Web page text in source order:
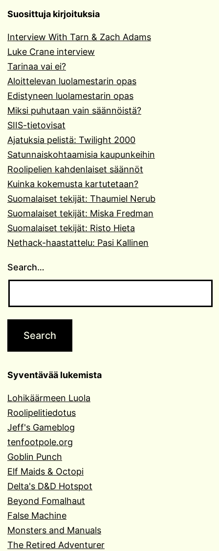
Suosittuja kirjoituksia
Interview With Tarn & Zach Adams
Luke Crane interview
Tarinaa vai ei?
Aloittelevan luolamestarin opas
Edistyneen luolamestarin opas
Miksi puhutaan vain säännöistä?
SIIS-tietovisat
Ajatuksia pelistä: Twilight 2000
Satunnaiskohtaamisia kaupunkeihin
Roolipelien kahdenlaiset säännöt
Kuinka kokemusta kartutetaan?
Suomalaiset tekijät: Thaumiel Nerub
Suomalaiset tekijät: Miska Fredman
Suomalaiset tekijät: Risto Hieta
Nethack-haastattelu: Pasi Kallinen
Search…
Syventävää lukemista
Lohikäärmeen Luola
Roolipelitiedotus
Jeff's Gameblog
tenfootpole.org
Goblin Punch
Elf Maids & Octopi
Delta's D&D Hotspot
Beyond Fomalhaut
False Machine
Monsters and Manuals
The Retired Adventurer